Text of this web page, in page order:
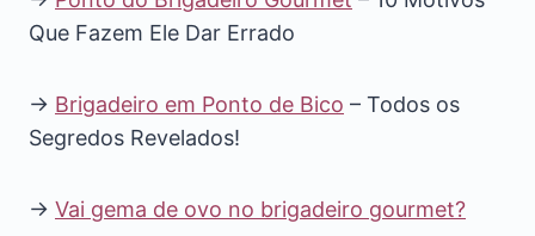
Que Fazem Ele Dar Errado
→ Brigadeiro em Ponto de Bico – Todos os
Segredos Revelados!
→ Vai gema de ovo no brigadeiro gourmet?